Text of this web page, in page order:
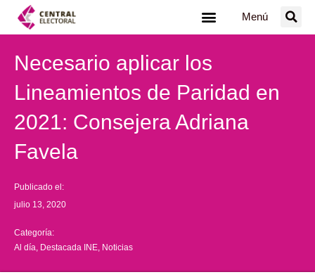
Menú
Necesario aplicar los
Lineamientos de Paridad en
2021: Consejera Adriana
Favela
Publicado el:
julio 13, 2020
Categoría:
Al día Destacada INE Noticias